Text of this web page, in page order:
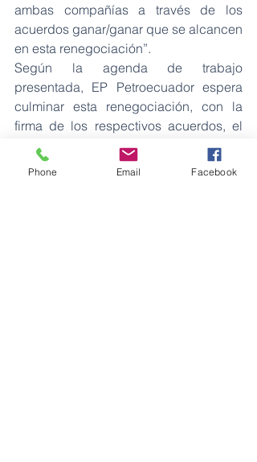
ambas compañías a través de los
acuerdos ganar/ganar que se alcancen
en esta renegociación”.
Según la agenda de trabajo
presentada, EP Petroecuador espera
culminar esta renegociación, con la
firma de los respectivos acuerdos, el
próximo mes de junio.
Phone Email Facebook